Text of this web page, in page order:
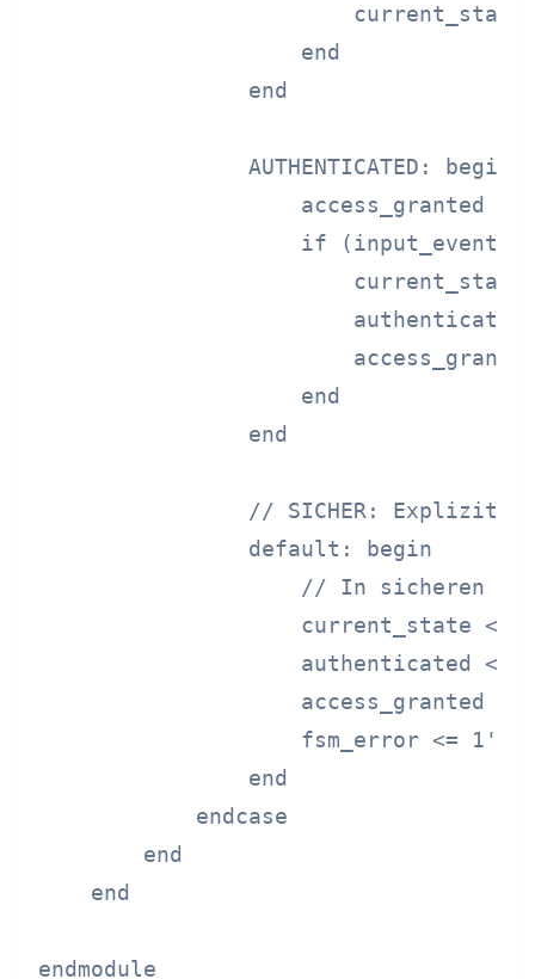
current_state
                    end
                end
                AUTHENTICATED: begin
access_granted <=
if (input_event
current_state
authenticated
                    end
                end
// SICHER:
                default: begin
// In sicheren
current_state <=
authenticated <=
access_granted <=
fsm_error <=
                end
            endcase
        end
    end
endmodule